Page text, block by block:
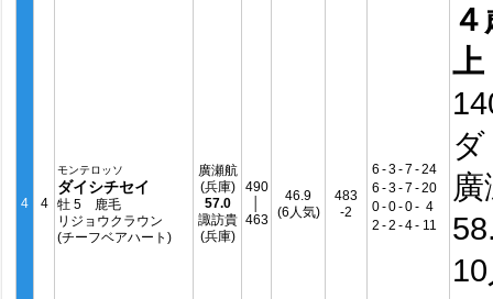
4 4
モンテロッソ
ダイシチセイ
牡 5 鹿毛
リジョウクラウン
(チーフベアハート)
廣瀬航
(兵庫)
57.0
諏訪貴
(兵庫)
490
463
46.9
(6人気)
483
-2
6 -3-7 -24
6 -3-7 -20
0-0-0- 4
2 -2 -4- 11
上